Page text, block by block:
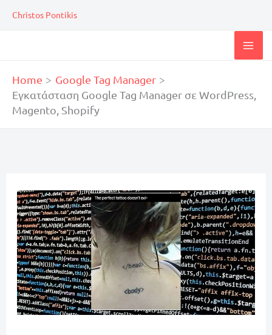
SkipChristos Pontikis
Home
Google Tag Manager
Εγκατάσταση Google Tag Manager σε WordPress,
Magento, Shopify